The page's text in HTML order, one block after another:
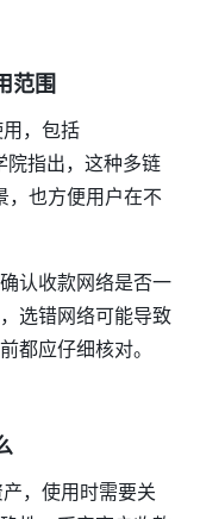
范围
，包括
指出，这种多链
，也方便用户在不
认收款网络是否一
选错网络可能导致
都应仔细核对。
，使用时需要关